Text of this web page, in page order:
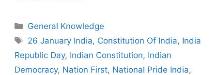
Categories
General Knowledge
Tags
26 January India, Constitution Of India, India
Republic Day, Indian Constitution, Indian
Democracy, Nation First, National Pride India,